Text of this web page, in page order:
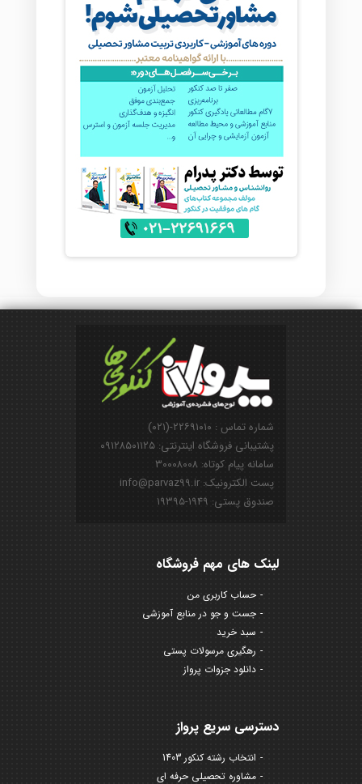
شماره تماس : ۲۲۶۹۱۰۱۰-(۰۲۱)
پشتیبانی فروشگاه اینترنتی: ۰۹۱۲۸۵۰۱۱۲۵
سامانه پیام کوتاه: ۳۰۰۰۸۰۰۸
پست الکترونیک: info@parvaz99.ir
صندوق پستی: ۱۹۴۹-۱۹۳۹۵
لینک های مهم فروشگاه
حساب کاربری من
جست و جو در منابع آموزشی
سبد خرید
رهگیری مرسولات پستی
دانلود جزوات پرواز
دسترسی سریع پرواز
انتخاب رشته کنکور 1403
مشاوره تحصیلی حرفه ای